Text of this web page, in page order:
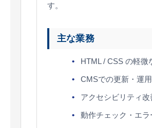
す。
主な業務
HTML / CSS の軽微
CMSでの更新・運
アクセシビリティ改
動作チェック・エラ